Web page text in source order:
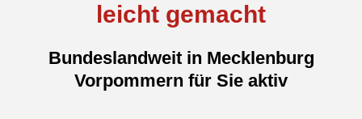
leicht gemacht
Bundeslandweit in Mecklenburg
Vorpommern für Sie aktiv